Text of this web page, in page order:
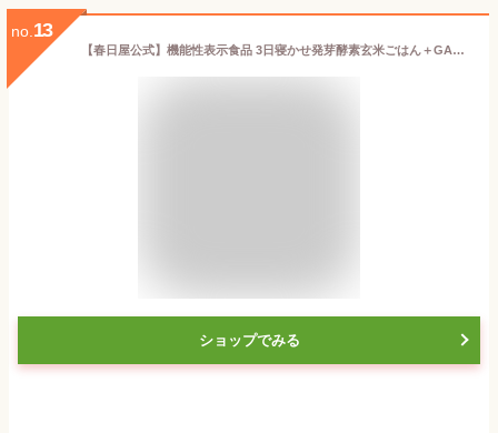
no. 13
【春日屋公式】機能性表示食品 3日寝かせ発芽酵素玄米ごはん＋GABA【7食/14食/21食/28食/30食】発芽玄米 酵素玄米 発酵玄米 寝かせ玄米 玄米 レトルト 玄米パック 血圧低下 機能性表示食品
ショップでみる